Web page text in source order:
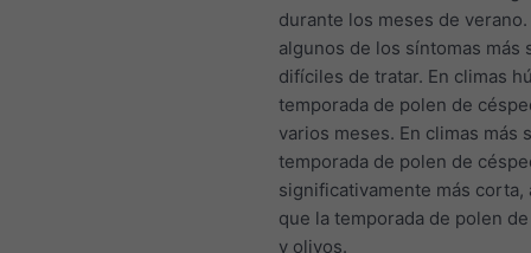
durante los meses de verano.
algunos de los síntomas más
difíciles de tratar. En climas
temporada de polen de
varios meses. En climas más
temporada de polen de
significativamente más corta,
que la temporada de polen
y olivos.